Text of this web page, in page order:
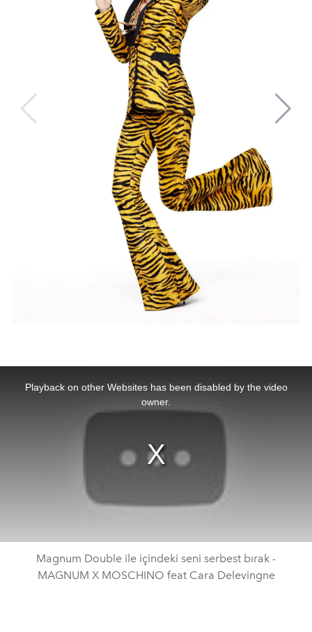
Playback on other Websites has been disabled by the video
owner.
Magnum Double ile içindeki seni serbest bırak -
MAGNUM X MOSCHINO feat Cara Delevingne